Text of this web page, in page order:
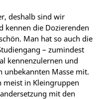
deshalb sind wir
kennen die Dozierenden
Man hat so auch die
– zumindest
kennenzulernen und
Masse mit.
meist in Kleingruppen
mit den